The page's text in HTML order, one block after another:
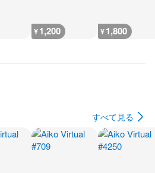
¥1,200 ¥1,800
すべて見る